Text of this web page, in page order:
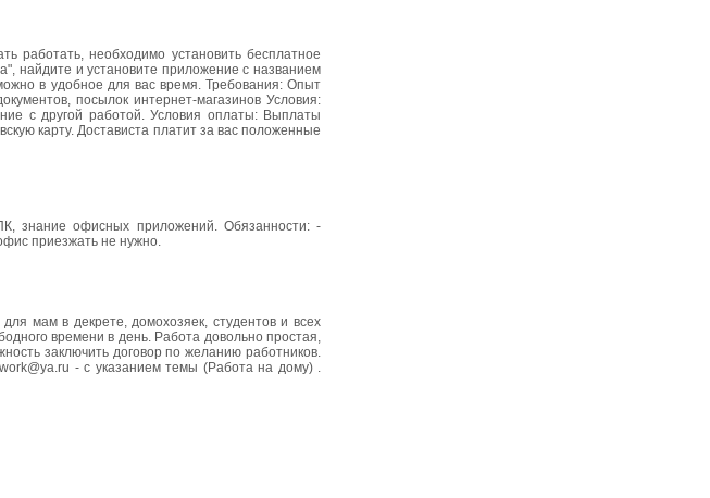
работать, необходимо установить бесплатное
найдите и установите приложение с названием
в удобное для вас время. Требования: Опыт
посылок интернет-магазинов Условия:
с другой работой. Условия оплаты: Выплаты
карту. Достависта платит за вас положенные
знание офисных приложений. Обязанности: -
приезжать не нужно.
мам в декрете, домохозяек, студентов и всех
времени в день. Работа довольно простая,
заключить договор по желанию работников.
- c указанием темы (Работа на дому) .